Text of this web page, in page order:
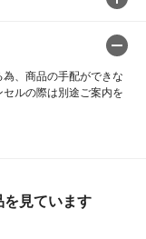
、商品の手配ができな
ルの際は別途ご案内を
を見ています